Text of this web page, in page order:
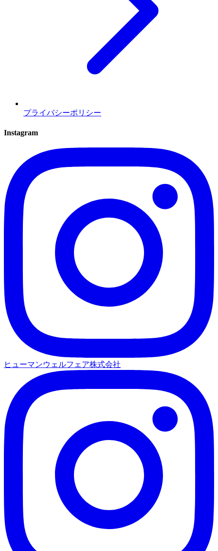
プライバシーポリシー
Instagram
ヒューマンウェルフェア株式会社